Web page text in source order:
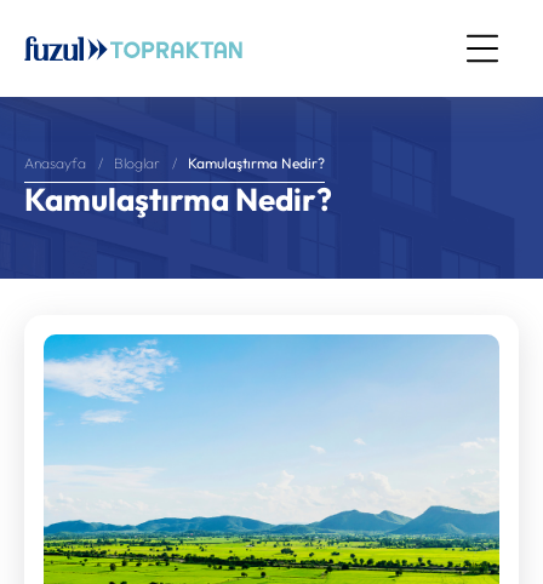
Anasayfa Bloglar Kamulaştırma Nedir?
Kamulaştırma Nedir?